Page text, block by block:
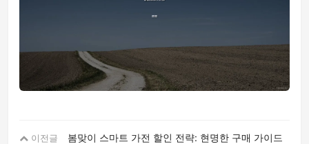
이전글
봄맞이 스마트 가전 할인 전략: 현명한 구매 가이드